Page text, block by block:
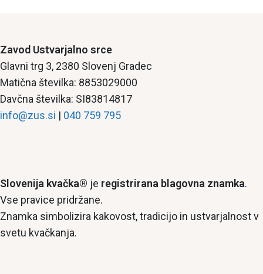
Zavod Ustvarjalno srce
Glavni trg 3, 2380 Slovenj Gradec
Matična številka: 8853029000
Davčna številka: SI83814817
info@zus.si | 040 759 795
Slovenija kvačka® je registrirana blagovna znamka.
Vse pravice pridržane.
Znamka simbolizira kakovost, tradicijo in ustvarjalnost v
svetu kvačkanja.